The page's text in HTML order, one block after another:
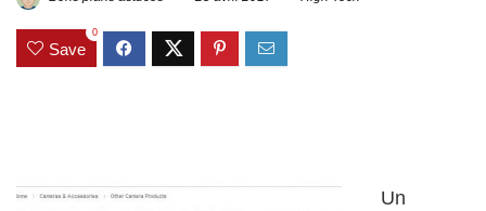
Save
0
Un